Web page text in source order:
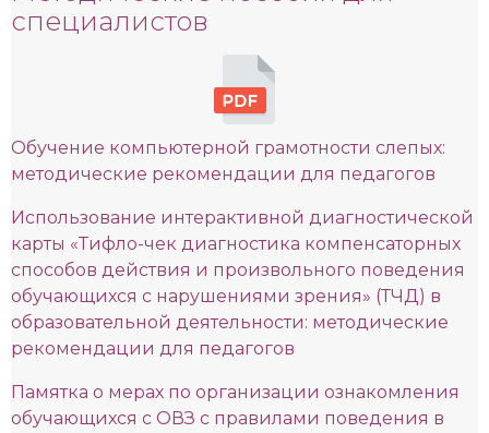
специалистов
Обучение компьютерной грамотности слепых:
методические рекомендации для педагогов
Использование интерактивной диагностической
карты «Тифло-чек диагностика компенсаторных
способов действия и произвольного поведения
обучающихся с нарушениями зрения» (ТЧД) в
образовательной деятельности: методические
рекомендации для педагогов
Памятка о мерах по организации ознакомления
обучающихся с ОВЗ с правилами поведения в